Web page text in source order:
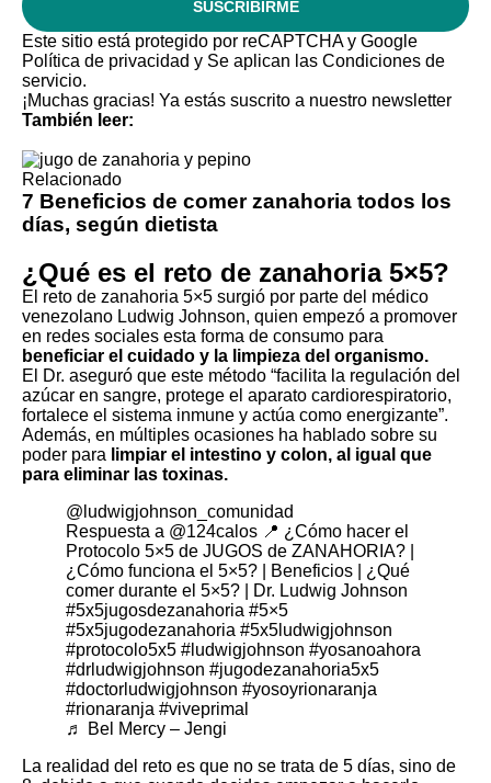
SUSCRIBIRME
Este sitio está protegido por reCAPTCHA y Google
Política de privacidad y Se aplican las Condiciones de
servicio.
¡Muchas gracias! Ya estás suscrito a nuestro newsletter
También leer:
Relacionado
7 Beneficios de comer zanahoria todos los
días, según dietista
¿Qué es el reto de zanahoria 5×5?
El reto de zanahoria 5×5 surgió por parte del médico
venezolano Ludwig Johnson, quien empezó a promover
en redes sociales esta forma de consumo para
beneficiar el cuidado y la limpieza del organismo.
El Dr. aseguró que este método “facilita la regulación del
azúcar en sangre, protege el aparato cardiorespiratorio,
fortalece el sistema inmune y actúa como energizante”.
Además, en múltiples ocasiones ha hablado sobre su
poder para limpiar el intestino y colon, al igual que
para eliminar las toxinas.
@ludwigjohnson_comunidad
Respuesta a @124calos 📍 ¿Cómo hacer el
Protocolo 5×5 de JUGOS de ZANAHORIA? |
¿Cómo funciona el 5×5? | Beneficios | ¿Qué
comer durante el 5×5? | Dr. Ludwig Johnson
#5x5jugosdezanahoria #5×5
#5x5jugodezanahoria #5x5ludwigjohnson
#protocolo5x5 #ludwigjohnson #yosanoahora
#drludwigjohnson #jugodezanahoria5x5
#doctorludwigjohnson #yosoyrionaranja
#rionaranja #viveprimal
♬ Bel Mercy – Jengi
La realidad del reto es que no se trata de 5 días, sino de